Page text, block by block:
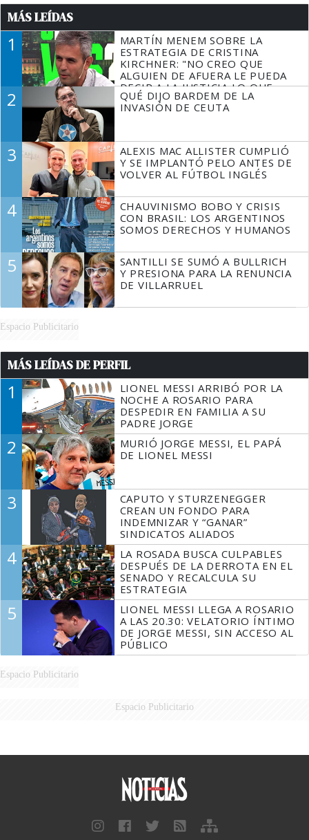
MÁS LEÍDAS
1
MARTÍN MENEM SOBRE LA
ESTRATEGIA DE CRISTINA
KIRCHNER: "NO CREO QUE
ALGUIEN DE AFUERA LE PUEDA
DECIR A LA JUSTICIA LO QUE
TIENE QUE HACER"
2
QUÉ DIJO BARDEM DE LA
INVASIÓN DE CEUTA
3
ALEXIS MAC ALLISTER CUMPLIÓ
Y SE IMPLANTÓ PELO ANTES DE
VOLVER AL FÚTBOL INGLÉS
4
CHAUVINISMO BOBO Y CRISIS
CON BRASIL: LOS ARGENTINOS
SOMOS DERECHOS Y HUMANOS
5
SANTILLI SE SUMÓ A BULLRICH
Y PRESIONA PARA LA RENUNCIA
DE VILLARRUEL
Espacio Publicitario
MÁS LEÍDAS DE PERFIL
1
LIONEL MESSI ARRIBÓ POR LA
NOCHE A ROSARIO PARA
DESPEDIR EN FAMILIA A SU
PADRE JORGE
2
MURIÓ JORGE MESSI, EL PAPÁ
DE LIONEL MESSI
3
CAPUTO Y STURZENEGGER
CREAN UN FONDO PARA
INDEMNIZAR Y “GANAR”
SINDICATOS ALIADOS
4
LA ROSADA BUSCA CULPABLES
DESPUÉS DE LA DERROTA EN EL
SENADO Y RECALCULA SU
ESTRATEGIA
5
LIONEL MESSI LLEGA A ROSARIO
A LAS 20.30: VELATORIO ÍNTIMO
DE JORGE MESSI, SIN ACCESO AL
PÚBLICO
Espacio Publicitario
Espacio Publicitario